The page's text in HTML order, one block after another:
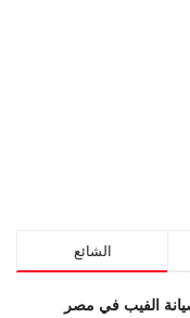
الشائع
الفيب في مصر